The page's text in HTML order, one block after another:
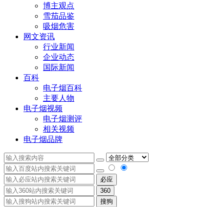
博主观点
雪茄品鉴
吸烟危害
网文资讯
行业新闻
企业动态
国际新闻
百科
电子烟百科
主要人物
电子烟视频
电子烟测评
相关视频
电子烟品牌
必应
360
搜狗